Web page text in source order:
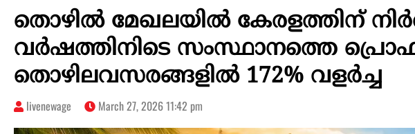
തൊഴിൽ മേഖലയിൽ കേരളത്തിന്
വർഷത്തിനിടെ സംസ്ഥാനത്തെ
തൊഴിലവസരങ്ങളിൽ 172% വളർച്ച
livenewage March 27, 2026 11:42 pm